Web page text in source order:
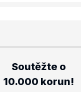
Soutěžte o
10.000 korun!